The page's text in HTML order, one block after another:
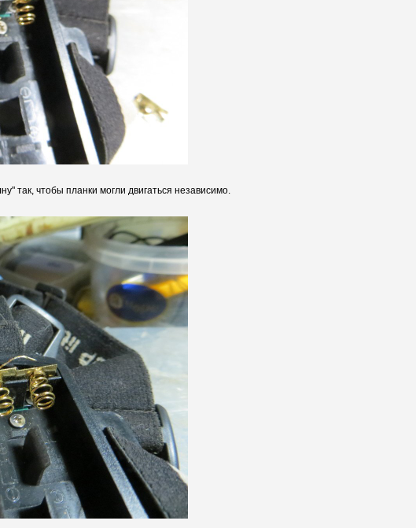
так, чтобы планки могли двигаться независимо.